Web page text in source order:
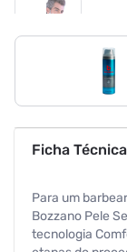
Ficha Técnica
Para um
Bozzano Pele
tecnologia